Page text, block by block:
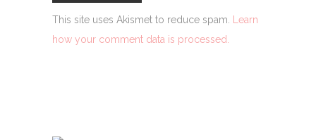
This site uses Akismet to reduce spam. Learn
how your comment data is processed.